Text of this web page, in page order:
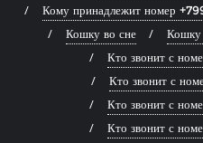
Кому принадлежит номер
Кошку во сне
Кошку
Кто звонит с
Кто звонит с
Кто звонит с
Кто звонит с